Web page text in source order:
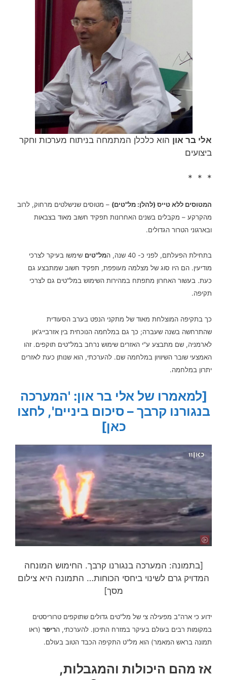
אלי בר און הוא כלכלן המתמחה בניתוח מערכות וחקר
ביצועים
* * *
המטוסים ללא טייס (להלן: מל"טים) – מטוסים שנישלטים מרחוק, לרוב
מהקרקע – מקבלים בשנים האחרונות תפקיד חשוב מאוד בצבאות
ובארגוני הטרור הגדולים.
בתחילת הפעלתם, לפני כ- 40 שנה, ה מל"טים שימשו בעיקר לצרכי
מודיעין. הם היו סוג של מצלמה מעופפת, תפקיד חשוב שמתבצע גם
כעת. בעשור האחרון מתפתח במהירות השימוש במל"טים גם לצרכי
תקיפה.
כך בתקיפה המוצלחת מאוד של מתקני הנפט בערב הסעודית
שהתרחשה בשנה שעברה; כך גם במלחמה הנוכחית בין אזרבייג'אן
לארמניה, שם מתבצע ע"י האזרים שימוש נרחב במל"טים תוקפים. זהו
האמצעי שובר השיוויון במלחמה שם. להערכתי, הוא שנותן כעת לאזרים
יתרון במלחמה.
[למאמרו של אלי בר און: 'המערכה
בנגורנו קרבך – סיכום ביניים', לחצו
כאן]
[בתמונה: המערכה בנגורנו קרבך. החימוש המונחה
המדויק גרם לשינוי ביחסי הכוחות… התמונה היא צילום
מסך]
ידוע כי ארה"ב מפעילה צי של מל"טים גדולים שתוקפים טרוריסטים
במקומות רבים בעולם בעיקר במזרח התיכון. להערכתי, הריפר (ראו
תמונה בראש המאמר) הוא מל"ט התקיפה הכבד הטוב בעולם.
אז מהם היכולות והמגבלות,